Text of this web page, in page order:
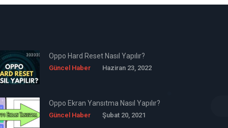
Oppo Hard Reset Nasıl Yapılır?
Güncel Haber Haziran 23, 2022
Oppo Ekran Yansıtma Nasıl Yapılır?
Güncel Haber Şubat 20, 2021